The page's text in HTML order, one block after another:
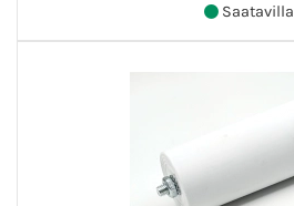
Saatavilla